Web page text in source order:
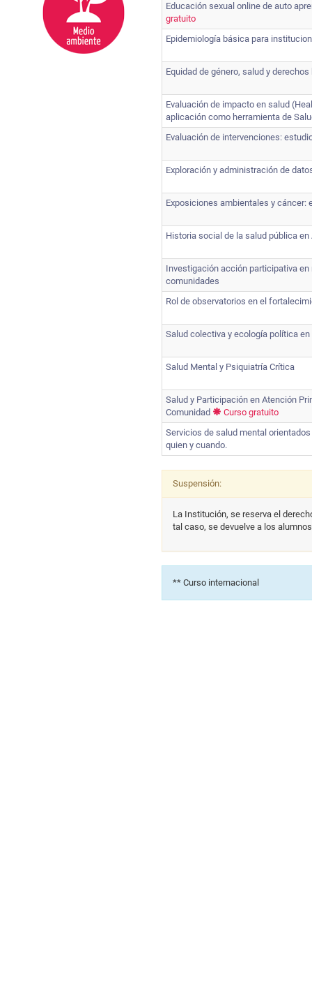
Educación sexual online de auto
gratuito
Epidemiología básica para
Equidad de género, salud y
Evaluación de impacto en salud
aplicación como herramienta de
Evaluación de intervenciones:
Exploración y administración de
Exposiciones ambientales y cáncer:
Historia social de la salud pública
Investigación acción participativa
comunidades
Rol de observatorios en el
Salud colectiva y ecología política
Salud Mental y Psiquiatría Crítica
Salud y Participación en Atención
Comunidad
Curso gratuito
Servicios de salud mental
quien y cuando.
Suspensión:
La Institución, se reserva el
tal caso, se devuelve a los
** Curso internacional